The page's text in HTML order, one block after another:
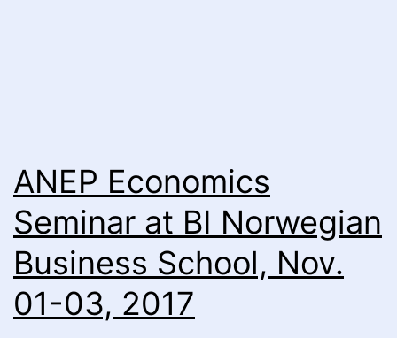
ANEP Economics
Seminar at BI Norwegian
Business School, Nov.
01-03, 2017